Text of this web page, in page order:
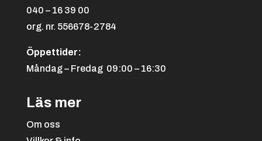
040 – 16 39 00
org. nr. 556678-2784
Öppettider:
Måndag – Fredag 09:00 – 16:30
Läs mer
Om oss